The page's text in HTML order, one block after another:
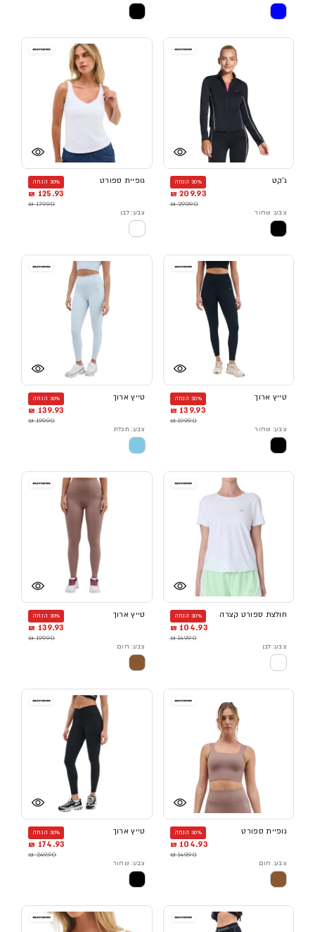
ג'קט 30% הנחה
209.93 ₪
299.90 ₪
צבע: שחור
גופיית ספורט 30% הנחה
125.93 ₪
179.90 ₪
צבע: לבן
טייץ ארוך 30% הנחה
139.93 ₪
199.90 ₪
צבע: שחור
טייץ ארוך 30% הנחה
139.93 ₪
199.90 ₪
צבע: תכלת
חולצת ספורט קצרה 30% הנחה
104.93 ₪
149.90 ₪
צבע: לבן
טייץ ארוך 30% הנחה
139.93 ₪
199.90 ₪
צבע: חום
גופיית ספורט 30% הנחה
104.93 ₪
149.90 ₪
צבע: חום
טייץ ארוך 30% הנחה
174.93 ₪
249.90 ₪
צבע: שחור